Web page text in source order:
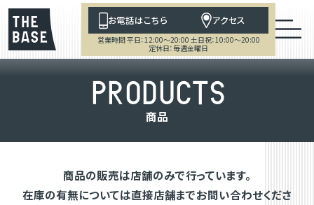
お電話はこちら アクセス
営業時間 平日：12:00～20:00 土日祝：10:00～20:00
定休日：毎週金曜日
PRODUCTS
商品
商品の販売は店舗のみで行っています。
在庫の有無については直接店舗までお問い合わせくださ